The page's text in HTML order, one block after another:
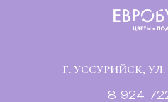
8 924
Г. УССУРИЙСК,